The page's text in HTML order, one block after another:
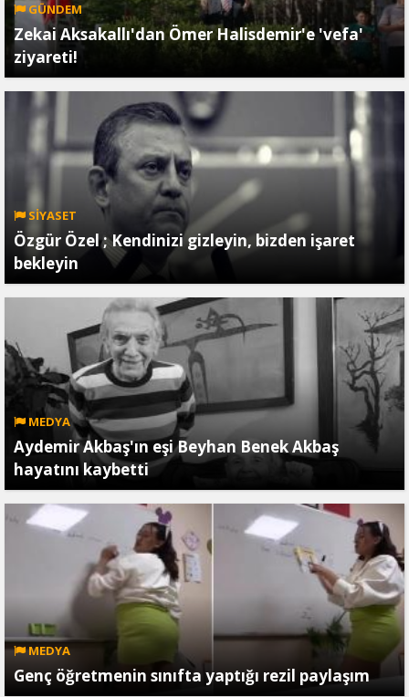
GÜNDEM
Zekai Aksakallı'dan Ömer Halisdemir'e 'vefa'
ziyareti!
SİYASET
Özgür Özel ; Kendinizi gizleyin, bizden işaret
bekleyin
MEDYA
Aydemir Akbaş'ın eşi Beyhan Benek Akbaş
hayatını kaybetti
MEDYA
Genç öğretmenin sınıfta yaptığı rezil paylaşım